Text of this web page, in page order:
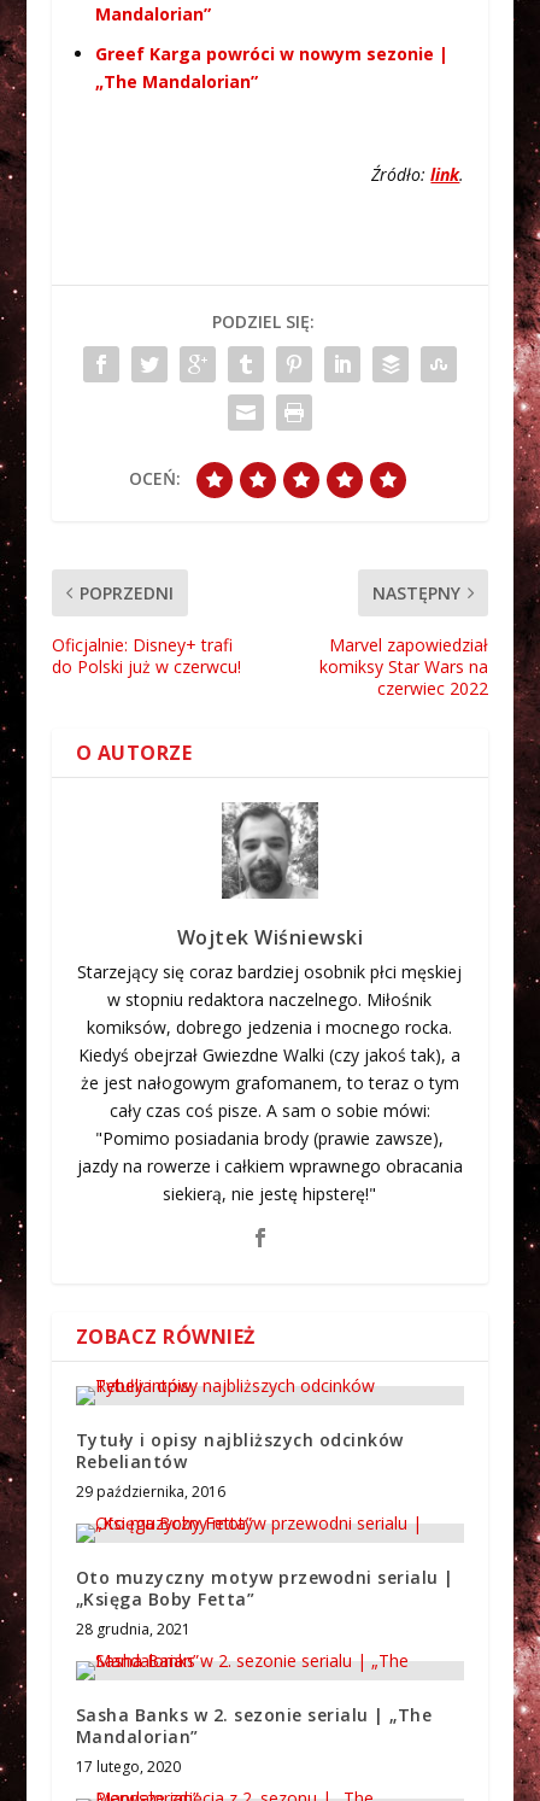
Mandalorian”
Greef Karga powróci w nowym sezonie |
„The Mandalorian”
Źródło:link.
PODZIEL SIĘ:
OCEŃ:
POPRZEDNI
Oficjalnie: Disney+ trafi
do Polski już w czerwcu!
NASTĘPNY
Marvel zapowiedział
komiksy Star Wars na
czerwiec 2022
O AUTORZE
Wojtek Wiśniewski
Starzejący się coraz bardziej osobnik płci męskiej
w stopniu redaktora naczelnego. Miłośnik
komiksów, dobrego jedzenia i mocnego rocka.
Kiedyś obejrzał Gwiezdne Walki (czy jakoś tak), a
że jest nałogowym grafomanem, to teraz o tym
cały czas coś pisze. A sam o sobie mówi:
"Pomimo posiadania brody (prawie zawsze),
jazdy na rowerze i całkiem wprawnego obracania
siekierą, nie jestę hipsterę!"
ZOBACZ RÓWNIEŻ
Tytuły i opisy najbliższych odcinków
Rebeliantów
29 października, 2016
Oto muzyczny motyw przewodni serialu |
„Księga Boby Fetta”
28 grudnia, 2021
Sasha Banks w 2. sezonie serialu | „The
Mandalorian”
17 lutego, 2020